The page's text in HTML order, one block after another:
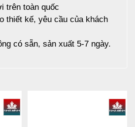
trên toàn quốc
thiết kế, yêu cầu của khách
có sẵn, sản xuất 5-7 ngày.